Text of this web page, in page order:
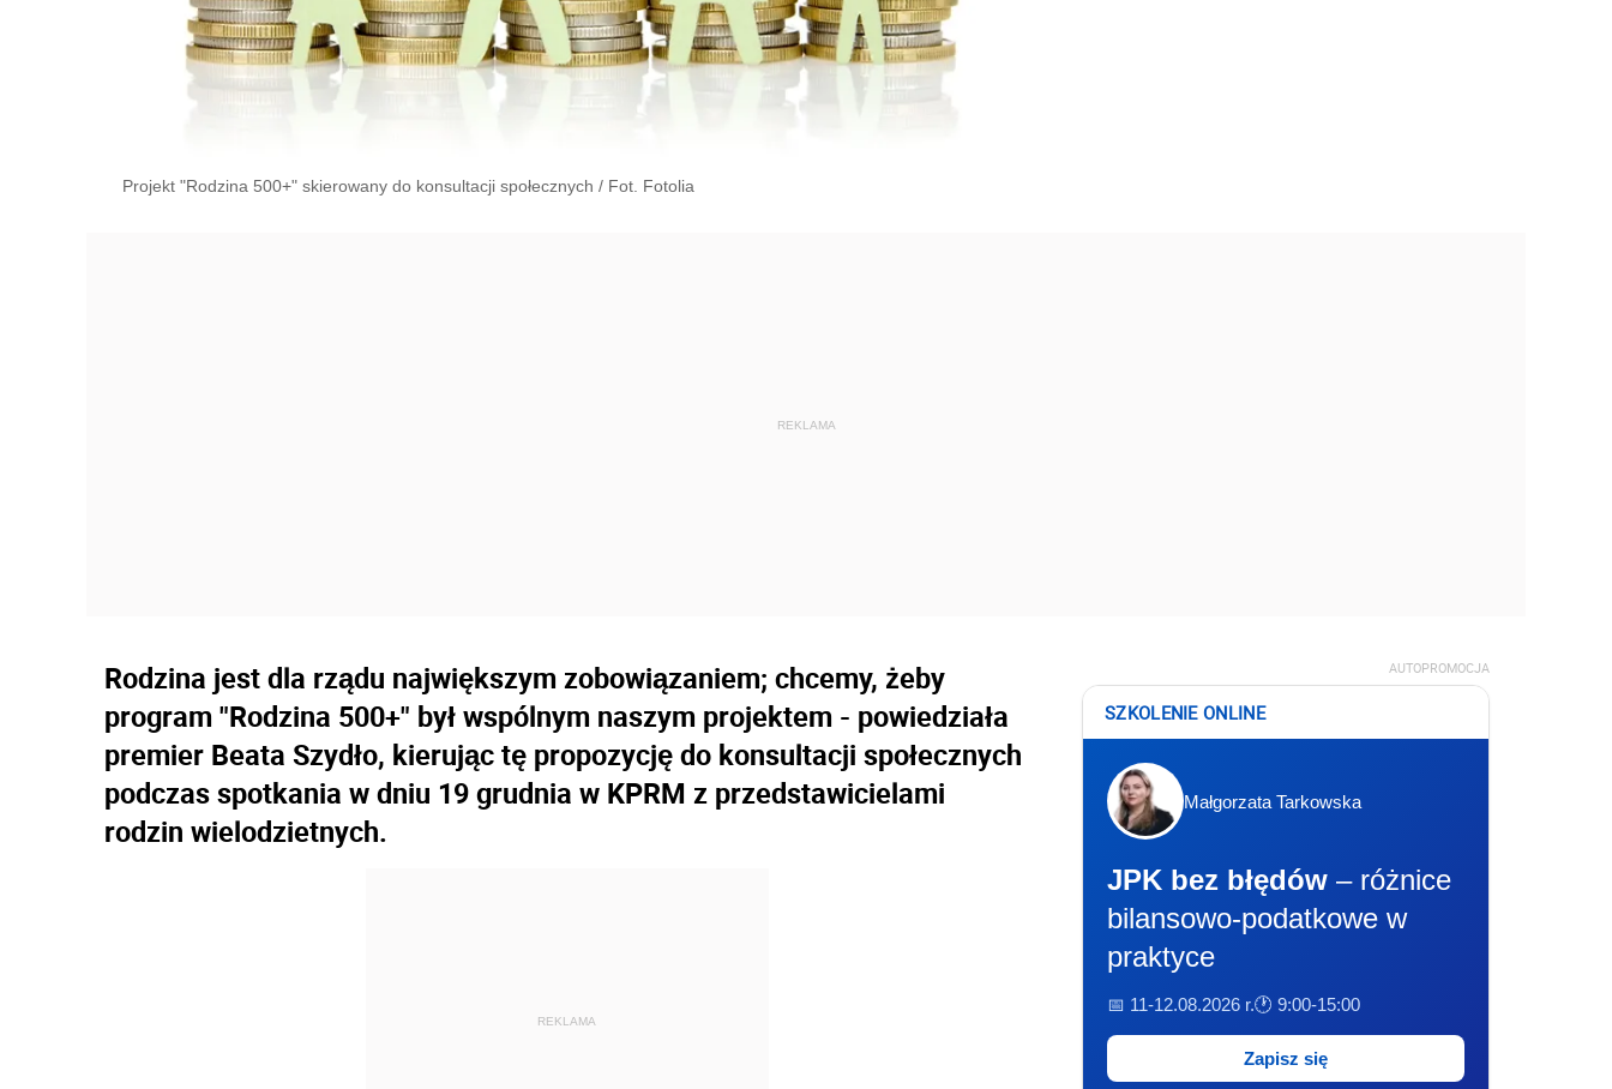
Projekt "Rodzina 500+" skierowany do konsultacji społecznych / Fot. Fotolia
Rodzina jest dla rządu największym zobowiązaniem; chcemy, żeby
program "Rodzina 500+" był wspólnym naszym projektem - powiedziała
premier Beata Szydło, kierując tę propozycję do konsultacji społecznych
podczas spotkania w dniu 19 grudnia w KPRM z przedstawicielami
rodzin wielodzietnych.
REKLAMA
AUTOPROMOCJA
SZKOLENIE ONLINE
Małgorzata Tarkowska
JPK bez błędów – różnice
bilansowo-podatkowe w
praktyce
📅 11-12.08.2026 r.🕐 9:00-15:00
Zapisz się